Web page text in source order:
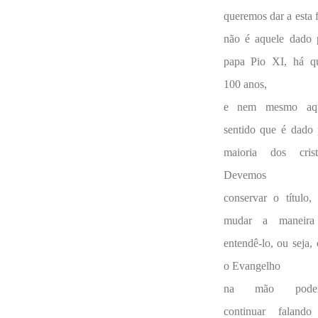
queremos dar a esta
não é aquele dado
papa Pio XI, há
100 anos,
e nem mesmo
sentido que é dado
maioria dos
Devemos
conservar o título,
mudar a
entendê-lo, ou seja,
o Evangelho
na mão
continuar